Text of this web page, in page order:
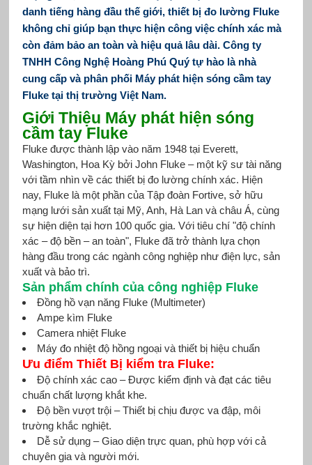
danh tiếng hàng đầu thế giới, thiết bị đo lường Fluke
không chỉ giúp bạn thực hiện công việc chính xác mà
còn đảm bảo an toàn và hiệu quả lâu dài.Công ty
TNHH Công Nghệ Hoàng Phú Quý tự hào là nhà
cung cấp và phân phối Máy phát hiện sóng cầm tay
Fluke tại thị trường Việt Nam.
Giới Thiệu Máy phát hiện sóng
cầm tay Fluke
Fluke được thành lập vào năm 1948 tại Everett,
Washington, Hoa Kỳ bởi John Fluke – một kỹ sư tài năng
với tầm nhìn về các thiết bị đo lường chính xác. Hiện
nay, Fluke là một phần của Tập đoàn Fortive, sở hữu
mạng lưới sản xuất tại Mỹ, Anh, Hà Lan và châu Á, cùng
sự hiện diện tại hơn 100 quốc gia. Với tiêu chí "độ chính
xác – độ bền – an toàn", Fluke đã trở thành lựa chọn
hàng đầu trong các ngành công nghiệp như điện lực, sản
xuất và bảo trì.
Sản phẩm chính của công nghiệp Fluke
Đồng hồ vạn năng Fluke (Multimeter)
Ampe kìm Fluke
Camera nhiệt Fluke
Máy đo nhiệt độ hồng ngoại và thiết bị hiệu chuẩn
Ưu điểm Thiết Bị kiểm tra Fluke:
Độ chính xác cao – Được kiểm định và đạt các tiêu
chuẩn chất lượng khắt khe.
Độ bền vượt trội – Thiết bị chịu được va đập, môi
trường khắc nghiệt.
Dễ sử dụng – Giao diện trực quan, phù hợp với cả
chuyên gia và người mới.